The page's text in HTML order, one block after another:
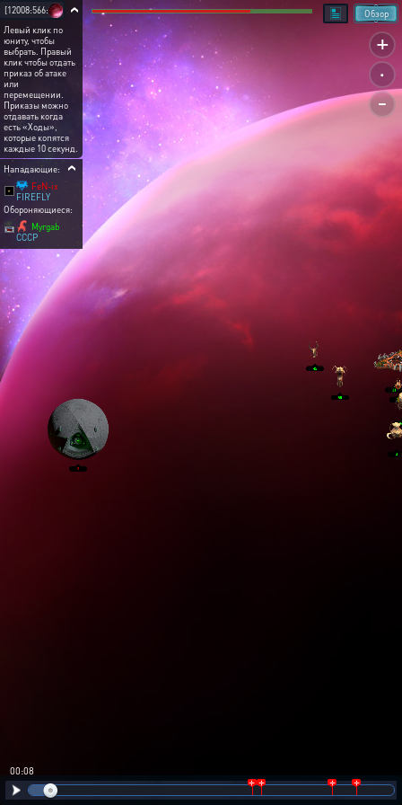
+
.
-
Обзор
[12008:566:9]
Левый клик по
юниту, чтобы
выбрать. Правый
клик чтобы отдать
приказ об атаке
или
перемещении.
Приказы можно
отдавать когда
есть «Ходы»,
которые копятся
каждые 10 секунд.
Нападающие:
FeN-ix
FIREFLY
Обороняющиеся:
Myrgab
CCCP
00:09